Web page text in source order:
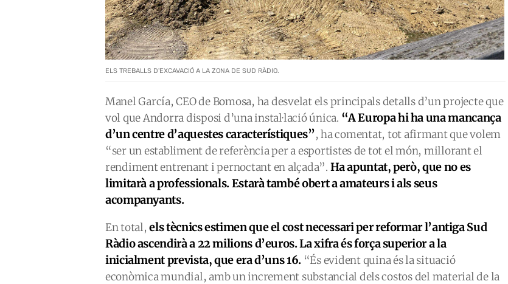
ELS TREBALLS D'EXCAVACIÓ A LA ZONA DE SUD RÀDIO.
Manel García, CEO de Bomosa, ha desvelat els principals detalls d’un projecte que
vol que Andorra disposi d’una instal·lació única. “A Europa hi ha una mancança
d’un centre d’aquestes característiques”, ha comentat, tot afirmant que volem
“ser un establiment de referència per a esportistes de tot el món, millorant el
rendiment entrenant i pernoctant en alçada”. Ha apuntat, però, que no es
limitarà a professionals. Estarà també obert a amateurs i als seus
acompanyants.
En total,els tècnics estimen que el cost necessari per reformar l’antiga Sud
Ràdio ascendirà a 22 milions d’euros. La xifra és força superior a la
inicialment prevista, que era d’uns 16. “És evident quina és la situació
econòmica mundial, amb un increment substancial dels costos del material de la